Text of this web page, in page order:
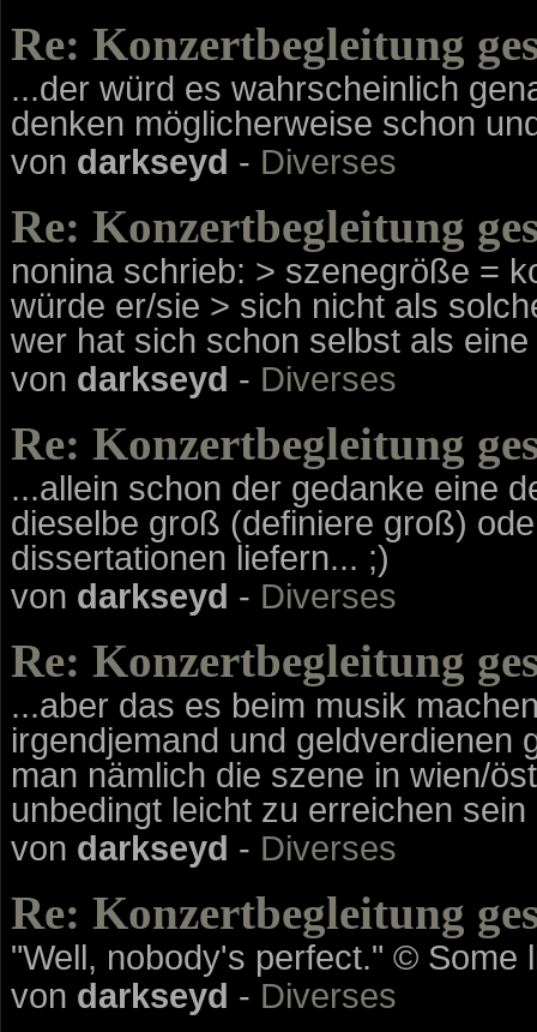
Re: Konzertbegleitung
...der würd es wahrscheinlich
denken möglicherweise schon
von darkseyd - Diverses
Re: Konzertbegleitung
nonina schrieb: > szenegröße =
würde er/sie > sich nicht als
wer hat sich schon selbst als
von darkseyd - Diverses
Re: Konzertbegleitung
...allein schon der gedanke eine
dieselbe groß (definiere groß)
dissertationen liefern... ;)
von darkseyd - Diverses
Re: Konzertbegleitung
...aber das es beim musik
irgendjemand und geldverdienen
man nämlich die szene in wien/
unbedingt leicht zu erreichen sein
von darkseyd - Diverses
Re: Konzertbegleitung
"Well, nobody's perfect." © Some
von darkseyd - Diverses